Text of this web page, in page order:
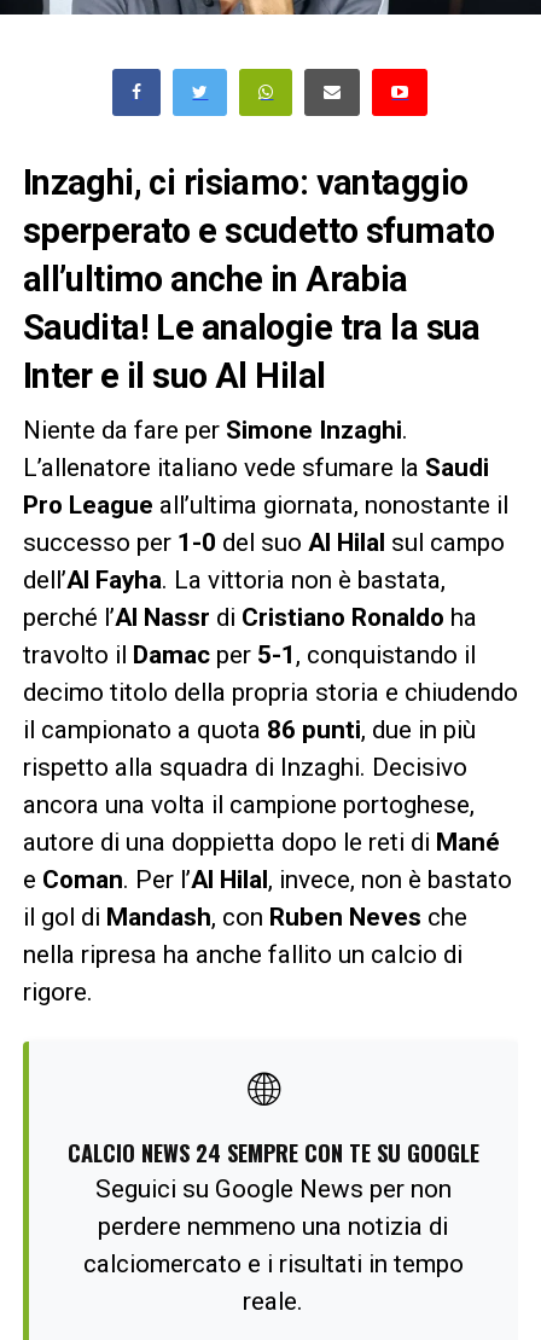
Inzaghi, ci risiamo: vantaggio
sperperato e scudetto sfumato
all’ultimo anche in Arabia
Saudita! Le analogie tra la sua
Inter e il suo Al Hilal
Niente da fare per Simone Inzaghi.
L’allenatore italiano vede sfumare la Saudi
Pro League all’ultima giornata, nonostante il
successo per 1-0 del suo Al Hilal sul campo
dell’Al Fayha. La vittoria non è bastata,
perché l’Al Nassr di Cristiano Ronaldo ha
travolto il Damacper 5-1 , conquistando il
decimo titolo della propria storia e chiudendo
il campionato a quota 86 punti, due in più
rispetto alla squadra di Inzaghi. Decisivo
ancora una volta il campione portoghese,
autore di una doppietta dopo le reti di Mané
e Coman. Per l’Al Hilal, invece, non è bastato
il gol di Mandash, con Ruben Neves che
nella ripresa ha anche fallito un calcio di
rigore.
🌐
CALCIO NEWS 24 SEMPRE CON TE SU GOOGLE
Seguici su Google News per non
perdere nemmeno una notizia di
calciomercato e i risultati in tempo
reale.